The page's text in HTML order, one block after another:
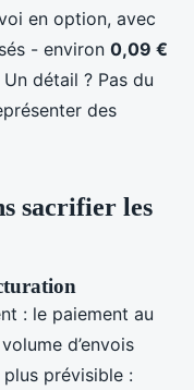
en option, avec
- environ 0,09 €
détail ? Pas du
des
sacrifier les
: le paiement au
d’envois
prévisible :